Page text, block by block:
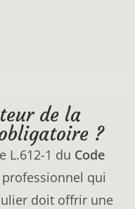
de la
?
L.612-1 du Code
qui
doit offrir une